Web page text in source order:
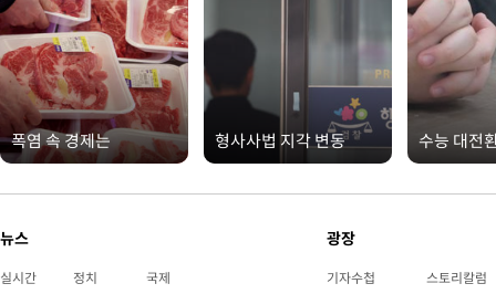
폭염 속 경제는 형사사법 지각 변동 수능 대전
뉴스
실시간 정치 국제
광장
기자수첩 스토리칼럼